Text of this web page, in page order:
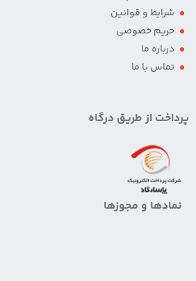
شرایط و قوانین
حریم خصوصی
درباره ما
تماس با ما
پرداخت از طریق درگاه
نمادها و مجوزها